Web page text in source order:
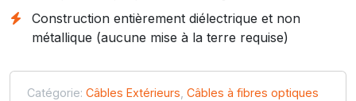
Construction entièrement diélectrique et non
métallique (aucune mise à la terre requise)
Catégorie: Câbles Extérieurs Câbles à fibres optiques